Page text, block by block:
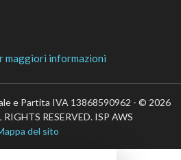
maggiori informazioni
e Partita IVA 13868590962 - © 2026
RESERVED. ISP AWS
del sito